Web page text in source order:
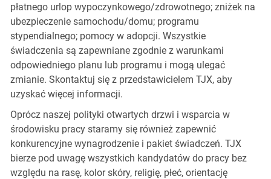
płatnego urlop wypoczynkowego/zdrowotnego; zniżek na
ubezpieczenie samochodu/domu; programu
stypendialnego; pomocy w adopcji. Wszystkie
świadczenia są zapewniane zgodnie z warunkami
odpowiedniego planu lub programu i mogą ulegać
zmianie. Skontaktuj się z przedstawicielem TJX, aby
uzyskać więcej informacji.
Oprócz naszej polityki otwartych drzwi i wsparcia w
środowisku pracy staramy się również zapewnić
konkurencyjne wynagrodzenie i pakiet świadczeń. TJX
bierze pod uwagę wszystkich kandydatów do pracy bez
względu na rasę, kolor skóry, religię, płeć, orientację